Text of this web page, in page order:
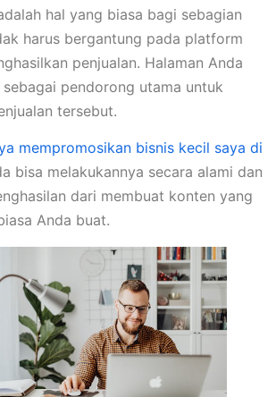
hal yang biasa bagi sebagian
harus bergantung pada platform
penjualan. Halaman Anda
pendorong utama untuk
tersebut.
mempromosikan bisnis kecil saya di
bisa melakukannya secara alami dan
dari membuat konten yang
Anda buat.